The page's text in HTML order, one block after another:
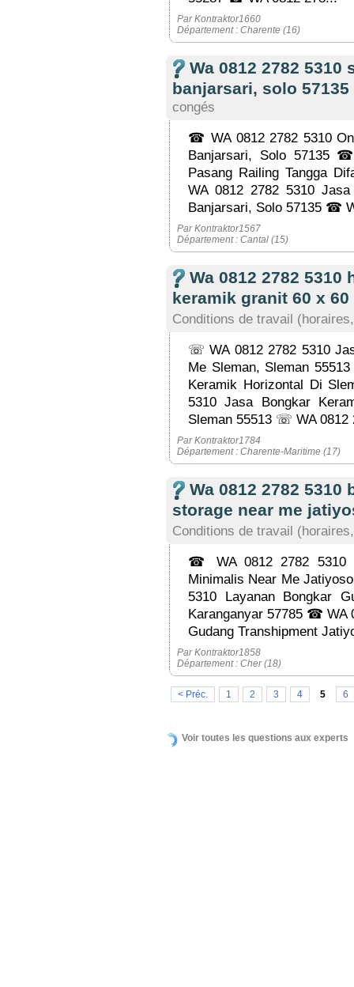
Par Kontraktor1660
Département : Charente (16)
Wa 0812 2782
banjarsari, solo 57135
congés
☎ WA 0812 2782 5310
Banjarsari, Solo 57135
Pasang Railing Tangga
WA 0812 2782 5310
Banjarsari, Solo 57135 ☎
Par Kontraktor1567
Département : Cantal (15)
Wa 0812 2782
keramik granit 60 x 60
Conditions de travail (horaires,
☏ WA 0812 2782 5310
Me Sleman, Sleman
Keramik Horizontal Di
5310 Jasa Bongkar
Sleman 55513 ☏ WA 0812
Par Kontraktor1784
Département : Charente-Maritime (17)
Wa 0812 2782
storage near me
Conditions de travail (horaires,
☎ WA 0812 2782 5310
Minimalis Near Me
5310 Layanan Bongkar
Karanganyar 57785 ☎ WA
Gudang Transhipment
Par Kontraktor1858
Département : Cher (18)
< Préc. 1 2 3 4 5 6
Voir toutes les questions aux experts